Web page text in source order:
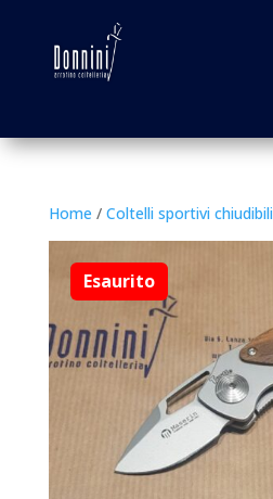
Home / Coltelli sportivi chiudibili